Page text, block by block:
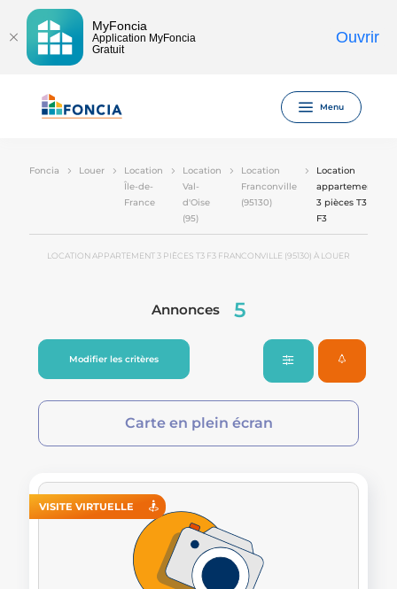
MyFoncia
Application MyFoncia
Gratuit
Ouvrir
Menu
Foncia Louer
Location
Île-de-
France
Location
Val-
d'Oise
(95)
Location
Franconville
(95130)
Location
appartement
3 pièces T3
F3
LOCATION APPARTEMENT 3 PIÈCES T3 F3 FRANCONVILLE (95130) À LOUER
Annonces 5
Modifier les critères
Carte en plein écran
VISITE VIRTUELLE